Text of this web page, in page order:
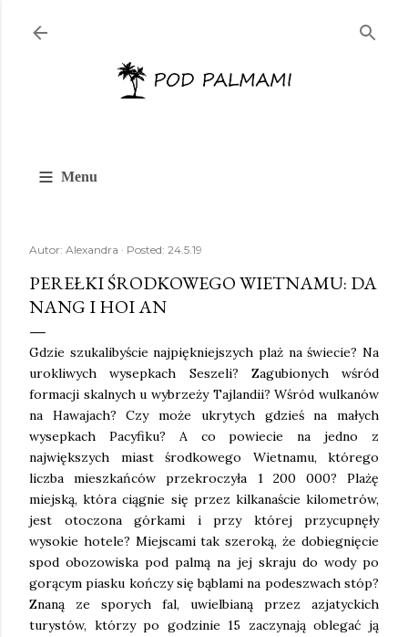
≡ Menu
Autor: Alexandra Posted: 24.5.19
PEREŁKI ŚRODKOWEGO WIETNAMU: DA
NANG I HOI AN
Gdzie szukalibyście najpiękniejszych plaż na świecie? Na
urokliwych wysepkach Seszeli? Zagubionych wśród
formacji skalnych u wybrzeży Tajlandii? Wśród wulkanów
na Hawajach? Czy może ukrytych gdzieś na małych
wysepkach Pacyfiku? A co powiecie na jedno z
największych miast środkowego Wietnamu, którego
liczba mieszkańców przekroczyła 1 200 000? Plażę
miejską, która ciągnie się przez kilkanaście kilometrów,
jest otoczona górkami i przy której przycupnęły
wysokie hotele? Miejscami tak szeroką, że dobiegnięcie
spod obozowiska pod palmą na jej skraju do wody po
gorącym piasku kończy się bąblami na podeszwach stóp?
Znaną ze sporych fal, uwielbianą przez azjatyckich
turystów, którzy po godzinie 15 zaczynają oblegać ją